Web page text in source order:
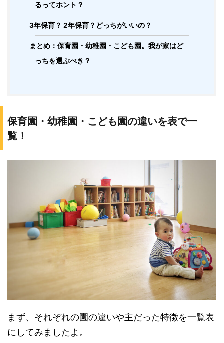
るってホント？
3年保育？ 2年保育？どっちがいいの？
まとめ：保育園・幼稚園・こども園。我が家はど
っちを選ぶべき？
保育園・幼稚園・こども園の違いを表で一
覧！
まず、それぞれの園の違いや主だった特徴を一覧表
にしてみましたよ。